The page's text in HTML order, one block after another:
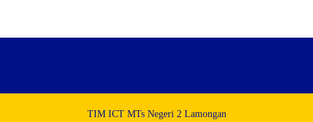
TIM ICT MTs Negeri 2 Lamongan